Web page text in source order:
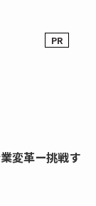
変革ー挑戦す